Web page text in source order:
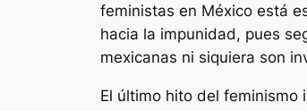
feministas en México está
hacia la impunidad, pues
mexicanas ni siquiera son
El último hito del